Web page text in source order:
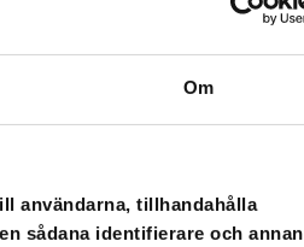
Om
användarna, tillhandahålla
sådana identifierare och annan